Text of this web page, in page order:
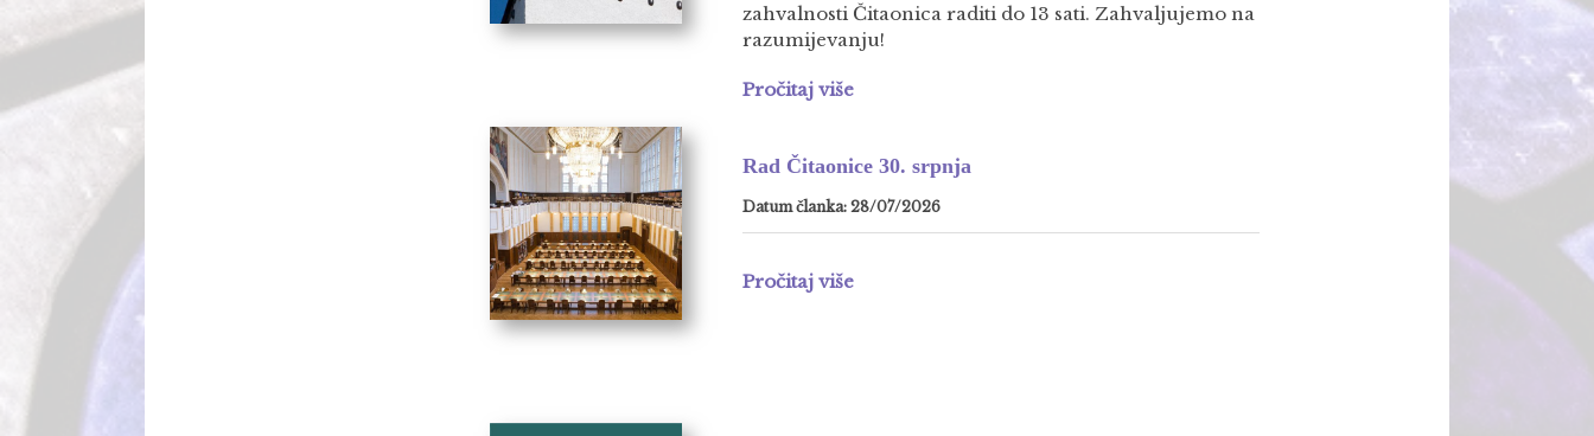
zahvalnosti Čitaonica raditi do 13 sati. Zahvaljujemo na
razumijevanju!
Pročitaj više
Rad Čitaonice 30. srpnja
Datum članka: 28/07/2026
Pročitaj više